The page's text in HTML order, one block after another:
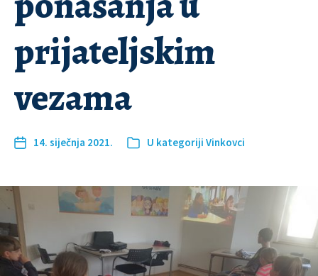
prijateljskim
vezama
14. siječnja 2021. U kategoriji Vinkovci